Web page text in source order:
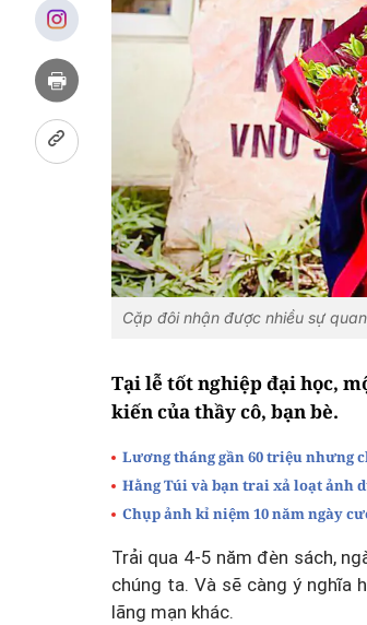
Cặp đôi nhận được nhiều sự
Tại lễ tốt nghiệp đại học,
kiến của thầy cô, bạn bè.
Lương tháng gần 60 triệu nhưng
Hằng Túi và bạn trai xả loạt ảnh
Chụp ảnh kỉ niệm 10 năm ngày
Trải qua 4-5 năm đèn sách,
chúng ta. Và sẽ càng ý
lãng mạn khác.